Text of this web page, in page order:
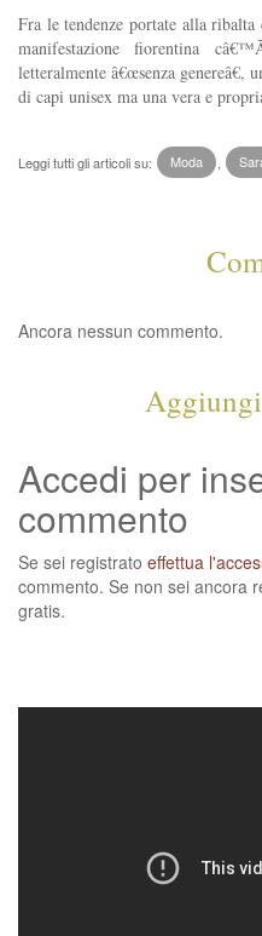
Fra le tendenze portate alla
manifestazione fiorentina
letteralmente â€œsenza
di capi unisex ma una vera e
Leggi tutti gli articoli su: Moda
Ancora nessun commento.
Accedi per
commento
Se sei registrato effettua
commento. Se non sei ancora
gratis.